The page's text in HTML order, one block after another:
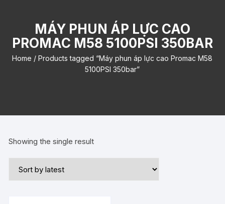
MÁY PHUN ÁP LỰC CAO
PROMAC M58 5100PSI 350BAR
Home / Products tagged “Máy phun áp lực cao Promac M58
5100PSI 350bar”
Showing the single result